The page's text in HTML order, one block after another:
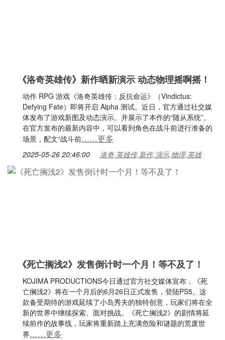
《洛奇英雄传》新作晒新演示 动态物理摇啊摇！
动作 RPG 游戏《洛奇英雄传：反抗命运》（Vindictus:
Defying Fate）即将开启 Alpha 测试。近日，官方通过社交媒
体发布了游戏新图及动态演示。并展示了本作的“随从系统”。
在官方发布的最新内容中，可以看到角色在战斗前进行准备的
场景，配文“战斗前……更多
2025-05-26 20:46:00 洛奇,英雄传,新作,演示,物理,英雄
《死亡搁浅2》发售倒计时一个月！等不及了！
KOJIMA PRODUCTIONS今日通过官方社交媒体宣布，《死
亡搁浅2》将在一个月后的6月26日正式发售，登陆PS5。这
款备受期待的游戏延续了小岛秀夫的独特创意，玩家们将在全
新的世界中继续探索、面对挑战。《死亡搁浅2》的剧情将延
续前作的故事线，玩家将重新踏上充满危险和谜题的荒废世
界……更多